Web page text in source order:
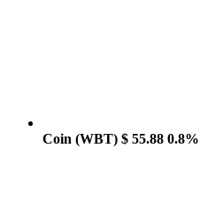
Coin (WBT) $ 55.88 0.8%